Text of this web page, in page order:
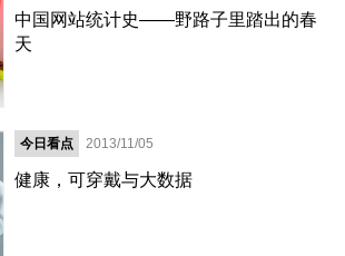
中国网站统计史——野路子里踏出的春
天
今日看点 2013/11/05
健康，可穿戴与大数据